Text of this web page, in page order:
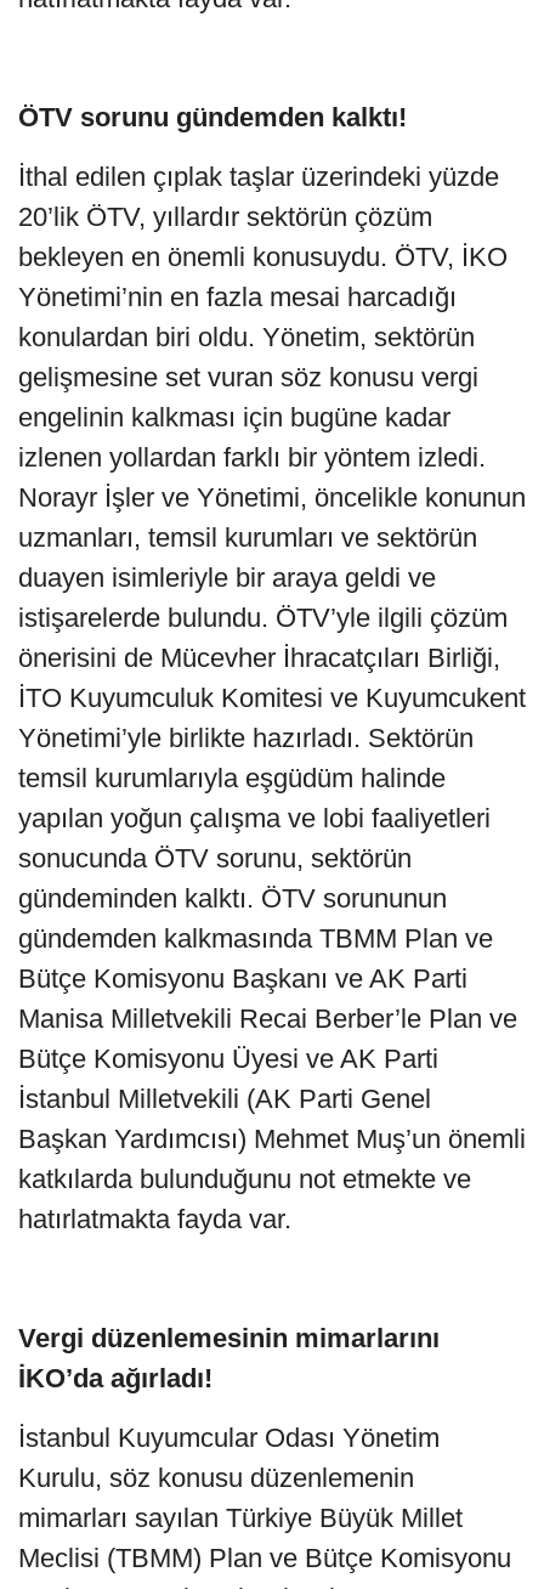
ÖTV sorunu gündemden kalktı!
İthal edilen çıplak taşlar üzerindeki yüzde
20’lik ÖTV, yıllardır sektörün çözüm
bekleyen en önemli konusuydu. ÖTV, İKO
Yönetimi’nin en fazla mesai harcadığı
konulardan biri oldu. Yönetim, sektörün
gelişmesine set vuran söz konusu vergi
engelinin kalkması için bugüne kadar
izlenen yollardan farklı bir yöntem izledi.
Norayr İşler ve Yönetimi, öncelikle konunun
uzmanları, temsil kurumları ve sektörün
duayen isimleriyle bir araya geldi ve
istişarelerde bulundu. ÖTV’yle ilgili çözüm
önerisini de Mücevher İhracatçıları Birliği,
İTO Kuyumculuk Komitesi ve Kuyumcukent
Yönetimi’yle birlikte hazırladı. Sektörün
temsil kurumlarıyla eşgüdüm halinde
yapılan yoğun çalışma ve lobi faaliyetleri
sonucunda ÖTV sorunu, sektörün
gündeminden kalktı. ÖTV sorununun
gündemden kalkmasında TBMM Plan ve
Bütçe Komisyonu Başkanı ve AK Parti
Manisa Milletvekili Recai Berber’le Plan ve
Bütçe Komisyonu Üyesi ve AK Parti
İstanbul Milletvekili (AK Parti Genel
Başkan Yardımcısı) Mehmet Muş’un önemli
katkılarda bulunduğunu not etmekte ve
hatırlatmakta fayda var.
Vergi düzenlemesinin mimarlarını
İKO’da ağırladı!
İstanbul Kuyumcular Odası Yönetim
Kurulu, söz konusu düzenlemenin
mimarları sayılan Türkiye Büyük Millet
Meclisi (TBMM) Plan ve Bütçe Komisyonu